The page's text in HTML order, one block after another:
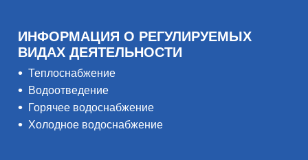
ИНФОРМАЦИЯ О РЕГУЛИРУЕМЫХ
ВИДАХ ДЕЯТЕЛЬНОСТИ
Теплоснабжение
Водоотведение
Горячее водоснабжение
Холодное водоснабжение